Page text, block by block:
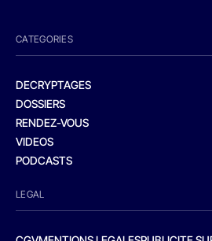
CATEGORIES
DECRYPTAGES
DOSSIERS
RENDEZ-VOUS
VIDEOS
PODCASTS
LEGAL